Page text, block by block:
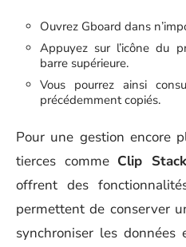
Ouvrez Gboard dans
Appuyez sur l’icône du
barre supérieure.
Vous pourrez ainsi
précédemment copiés.
Pour une gestion encore
tierces comme Clip Stack
offrent des
permettent de conserver
synchroniser les données